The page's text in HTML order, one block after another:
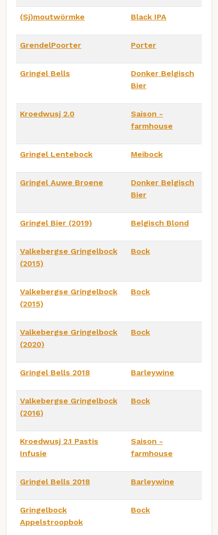
(Sj)moutwörmke Black IPA
GrendelPoorter Porter
Gringel Bells
Donker Belgisch
Bier
Kroedwusj 2.0
Saison -
farmhouse
Gringel Lentebock Meibock
Gringel Auwe Broene
Donker Belgisch
Bier
Gringel Bier (2019) Belgisch Blond
Valkebergse Gringelbock
(2015)
Bock
Valkebergse Gringelbock
(2015)
Bock
Valkebergse Gringelbock
(2020)
Bock
Gringel Bells 2018 Barleywine
Valkebergse Gringelbock
(2016)
Bock
Kroedwusj 2.1 Pastis
Infusie
Saison -
farmhouse
Gringel Bells 2018 Barleywine
Gringelbock
Appelstroopbok
Bock